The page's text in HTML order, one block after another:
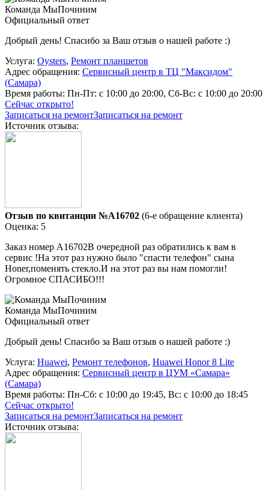
Команда МыПочиним
Официальный ответ
Добрый день! Спасибо за Ваш отзыв о нашей работе :)
Услуга: Oysters, Ремонт планшетов
Адрес обращения: Сервисный центр в ТЦ "Максидом"
(Самара)
Время работы: Пн-Пт: с 10:00 до 20:00, Сб-Вс: с 10:00 до 20:00
Сейчас открыто!
Записаться на ремонтЗаписаться на ремонт
Источник отзыва:
Отзыв по квитанции №A16702 (6-е обращение клиента)
Оценка: 5
Заказ номер А16702В очередной раз обратились к вам в
сервис !На этот раз нужно было "спасти телефон" сына
Honer,поменять стекло.И на этот раз вы нам помогли!
Огромное СПАСИБО!!!
Команда МыПочиним
Официальный ответ
Добрый день! Спасибо за Ваш отзыв о нашей работе :)
Услуга: Huawei, Ремонт телефонов, Huawei Honor 8 Lite
Адрес обращения: Сервисный центр в ЦУМ «Самара»
(Самара)
Время работы: Пн-Сб: с 10:00 до 19:45, Вс: с 10:00 до 18:45
Сейчас открыто!
Записаться на ремонтЗаписаться на ремонт
Источник отзыва: